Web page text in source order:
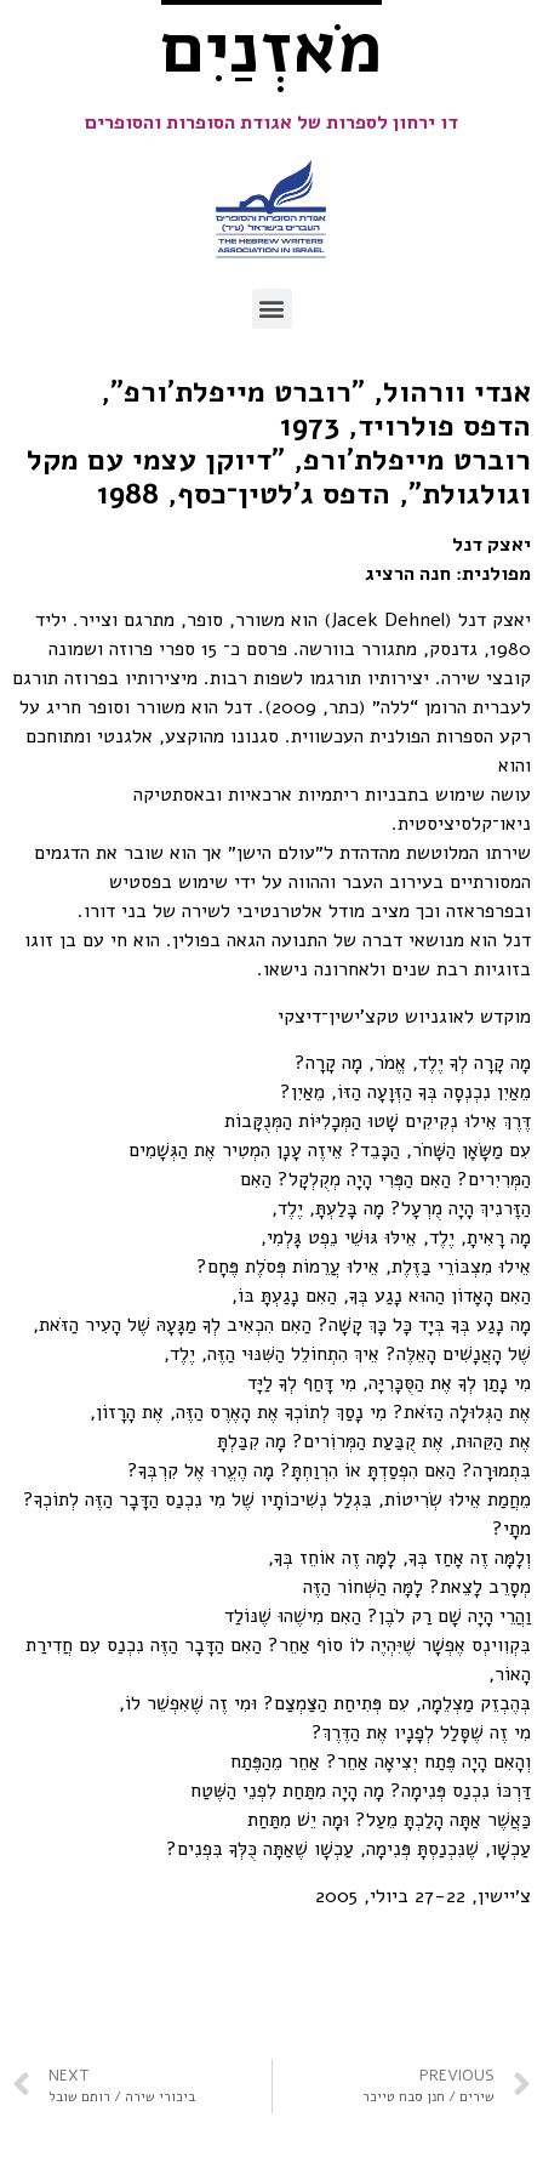
מֹאזְנַיִם
דו ירחון לספרות של אגודת הסופרות והסופרים
אנדי וורהול, "רוברט מייפלת'ורפ",
הדפס פולרויד, 1973
רוברט מייפלת'ורפ, "דיוקן עצמי עם מקל
וגולגולת", הדפס ג'לטין־כסף, 1988
יאצק דנל
מפולנית: חנה הרציג
יאצק דנל (Jacek Dehnel) הוא משורר, סופר, מתרגם וצייר. יליד
1980, גדנסק, מתגורר בוורשה. פרסם כ־ 15 ספרי פרוזה ושמונה
קובצי שירה. יצירותיו תורגמו לשפות רבות. מיצירותיו בפרוזה תורגם
לעברית
הרומן “ללה״ (כתר, 2009). דנל הוא משורר וסופר חריג על
רקע הספרות הפולנית העכשווית. סגנונו מהוקצע, אלגנטי ומתוחכם
והוא
עושה שימוש בתבניות ריתמיות ארכאיות ובאסתטיקה
ניאו־קלסיציסטית.
שירתו המלוטשת מהדהדת ל״עולם הישן״ אך הוא שובר את הדגמים
המסורתיים בעירוב העבר וההווה על ידי שימוש בפסטיש
ובפרפראזה וכך מציב מודל אלטרנטיבי לשירה של בני דורו.
דנל הוא מנושאי דברה של התנועה הגאה בפולין. הוא חי עם בן זוגו
בזוגיות רבת שנים ולאחרונה נישאו.
מוקדש לאוגניוש טקצ'ישין־דיצקי
מָה קָרָה לְךָ יֶלֶד, אֱמֹר, מָה קָרָה?
מֵאַיִן נִכְנְסָה בְּךָ הַזְּוָעָה הַזּוֹ, מֵאַיִן?
דֶּרֶךְ אֵילוּ נְקִיקִים שָׁטוּ הַמְּכָלִיּוֹת הַמְּנֻקָּבוֹת
עִם מַשָּׂאָן הַשָּׁחֹר, הַכָּבֵד? אֵיזֶה עָנָן הִמְטִיר אֶת הַגְּשָׁמִים
הַמְּרִיִרים? הַאִם הַפְּרִי הָיָה מְקֻלְקָל? הַאִם
הַזְַּרנִיךְ הָיָה מֻרְעָל? מָה בָּלַעְתָּ, יֶלֶד,
מָה רָאִיתָ, יֶלֶד, אֵילּוּ גּוּשֵׁי נֵפְט גָּלְמִי,
אֵילוּ מִצְבּוֹרֵי בַּזֶּלֶת, אֵילוּ עֲרֵמוֹת פְּסֹלֶת פֶּחָם?
הַאִם הָאָדוֹן הַהוּא נָגַע בְּךָ, הַאִם נָגַעְתָּ בּוֹ,
מָה נָגַע בְּךָ בְּיָד כָּל כָּךְ קָשָׁה? הַאִם הִכְאִיב לְךָ מַגָּעָהּ שֶׁל הָעִיר הַזֹּאת,
שֶׁל הָאֲנָשִׁים הָאֵלֶּה? אֵיךְ הִתְחוֹלֵל הַשִּׁנּוּי הַזֶּה, יֶלֶד,
מִי נָתַן לְךָ אֶת הַסֻּכָּרִיָּה, מִי דָּחַף לְךָ לַיָּד
אֶת הַגְּלוּלָה הַזֹּאת? מִי נָסַךְ לְתוֹכְךָ אֶת הָאֶרֶס הַזֶּה, אֶת הָרָזוֹן,
אֶת הַקֵּהוּת, אֶת קֻבַּעַת הַמְּרוִֹרים? מָה קִבַּלְתָּ
בִּתְמוּרָה? הַאִם הִפְסַדְתָּ אוֹ הִרְוַחְתָּ? מָה הֶעֱרוּ אֶל קִרְבְּךָ?
מֵחֲמַת אֵילוּ שְׂרִיטוֹת, בִּגְלַל נְשִׁיכוֹתָיו שֶׁל מִי נִכְנַס הַדָּבָר הַזֶּה לְתוֹכְךָ?
מתַָי?
וְלָמָּה זֶה אָחַז בְּךָ, לָמָּה זֶה אוֹחֵז בְּךָ,
מְסָרֵב לָצֵאת? לָמָּה הַשְּׁחוֹר הַזֶּה
וַהֲרֵי הָיָה שָׁם רַק לֹבֶן? הַאִם מִישֶׁהוּ שֶׁנּוֹלַד
בִּקְוִוינְס אֶפְשָׁר שֶׁיִּהְיֶה לוֹ סוֹף אַחֵר? הַאִם הַדָּבָר הַזֶּה נִכְנַס עִם חֲדִירַת
הָאוֹר,
בְּהֶבְזֵק מַצְלֵמָה, עִם פְּתִיחַת הַצַּמְצַם? וּמִי זֶה שֶׁאִפְשֵׁר לוֹ,
מִי זֶה שֶׁסָּלַל לְפָנָיו אֶת הַדֶּרֶךְ?
וְהָאִם הָיָה פֶּתַח יְצִיאָה אַחֵר? אַחֵר מֵהַפֶּתַח
דַּרְכּוֹ נִכְנַס פְּנִימָה? מָה הָיָה מִתַּחַת לִפְנֵי הַשֶּׁטַח
כַּאֲשֶׁר אַתָּה הָלַכְתָּ מֵעַל? וּמָה יֵשׁ מִתַּחַת
עַכְשָׁו, שֶׁנִּכְנַסְתָּ פְּנִימָה, עַכְשָׁו שֶׁאַתָּה כֻּלְּךָ בִּפְנִים?
צ׳יישין, 27-22 ביולי, 2005
PREVIOUS
שירים / חנן סבח טייכר
NEXT
ביכורי שירה / רותם שובל